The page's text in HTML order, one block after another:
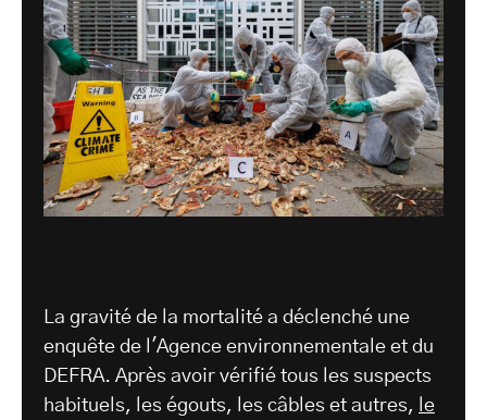
La gravité de la mortalité a déclenché une
enquête de l'Agence environnementale et du
DEFRA. Après avoir vérifié tous les suspects
habituels, les égouts, les câbles et autres,
le